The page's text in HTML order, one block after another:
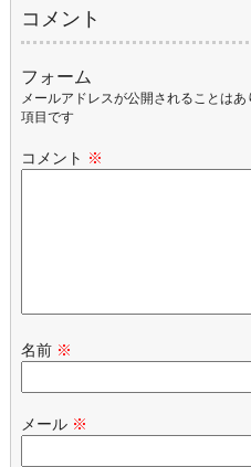
コメント
フォーム
メールアドレスが公開されることはあ
項目です
コメント ※
名前 ※
メール ※